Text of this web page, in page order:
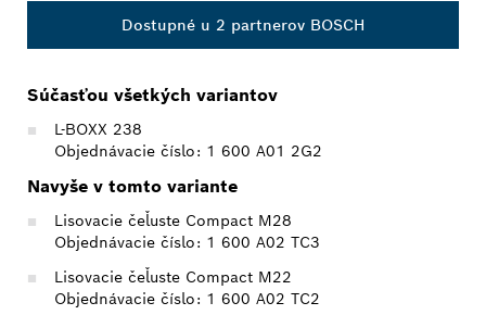
Dostupné u 2 partnerov BOSCH
Súčasťou všetkých variantov
L-BOXX 238
Objednávacie číslo: 1 600 A01 2G2
Navyše v tomto variante
Lisovacie čeľuste Compact M28
Objednávacie číslo: 1 600 A02 TC3
Lisovacie čeľuste Compact M22
Objednávacie číslo: 1 600 A02 TC2